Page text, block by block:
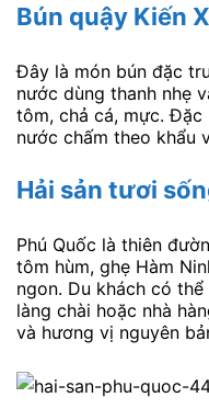
Bún quậy Kiến
Đây là món bún đặc
nước dùng thanh nhẹ
tôm, chả cá, mực.
nước chấm theo khẩu
Hải sản tươi
Phú Quốc là thiên
tôm hùm, ghẹ Hàm
ngon. Du khách có
làng chài hoặc nhà
và hương vị nguyên